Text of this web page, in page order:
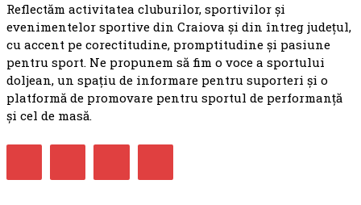
Reflectăm activitatea cluburilor, sportivilor și
evenimentelor sportive din Craiova și din întreg județul,
cu accent pe corectitudine, promptitudine și pasiune
pentru sport. Ne propunem să fim o voce a sportului
doljean, un spațiu de informare pentru suporteri și o
platformă de promovare pentru sportul de performanță
și cel de masă.